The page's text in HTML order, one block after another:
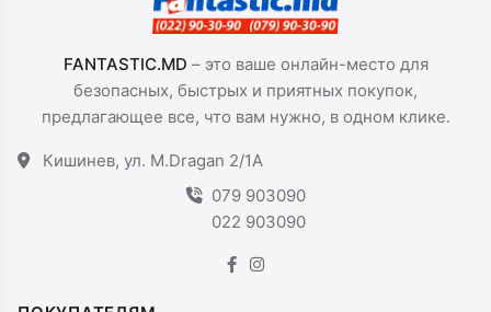
FANTASTIC.MD – это ваше онлайн-место для
безопасных, быстрых и приятных покупок,
предлагающее все, что вам нужно, в одном клике.
Кишинев, ул. M.Dragan 2/1A
079 903090
022 903090